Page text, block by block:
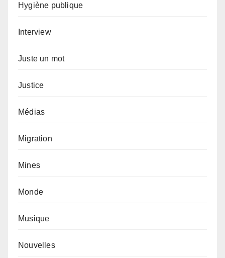
Hygiène publique
Interview
Juste un mot
Justice
Médias
Migration
Mines
Monde
Musique
Nouvelles